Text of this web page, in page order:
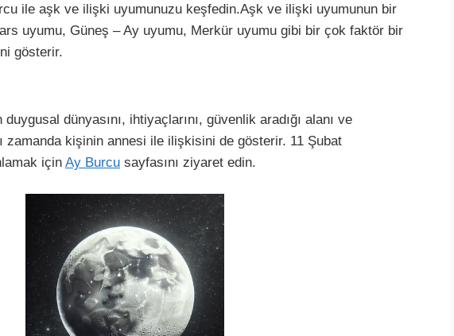
ile aşk ve ilişki uyumunuzu keşfedin.Aşk ve ilişki uyumunun bir
uyumu, Güneş – Ay uyumu, Merkür uyumu gibi bir çok faktör bir
gösterir.
dünyasını, ihtiyaçlarını, güvenlik aradığı alanı ve
zamanda kişinin annesi ile ilişkisini de gösterir. 11 Şubat
için Ay Burcu sayfasını ziyaret edin.